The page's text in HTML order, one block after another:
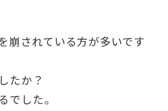
崩されている方が多いです
たか？
でした。